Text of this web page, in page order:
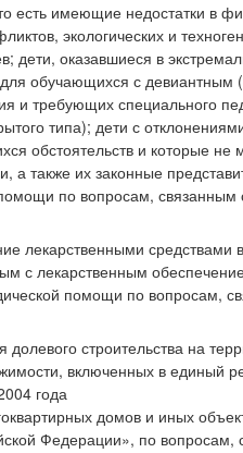
есть имеющие недостатки в
экологических и
оказавшиеся в
обучающихся с
и требующих специального
типа); дети с
обстоятельств и которые не
также их законные
по вопросам,
лекарственными средствами
с лекарственным
помощи по вопросам,
строительства на
включенных в единый
года
домов и иных
Федерации», по